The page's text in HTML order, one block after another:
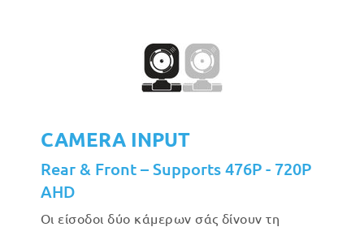
CAMERA INPUT
Rear & Front – Supports 476P - 720P
AHD
Οι είσοδοι δύο κάμερων σάς δίνουν τη